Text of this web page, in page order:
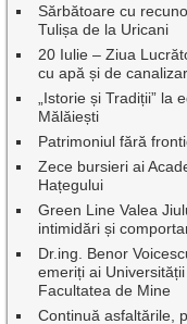
Sărbătoare cu
Tulișa de la Uricani
20 Iulie – Ziua
cu apă și de
„Istorie și Tradiții”
Mălăiești
Patrimoniul fără
Zece bursieri ai
Hațegului
Green Line Valea
intimidări și
Dr.ing. Benor
emeriți ai
Facultatea de Mine
Continuă asfaltările,